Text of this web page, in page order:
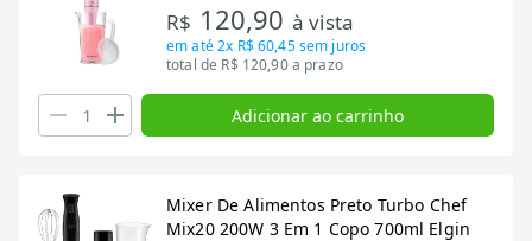
R$ 120,90 à vista
em até2x R$ 60,45sem juros
total de R$ 120,90 a prazo
Adicionar ao carrinho
Mixer De Alimentos Preto Turbo Chef
Mix20 200W 3 Em 1 Copo 700ml Elgin